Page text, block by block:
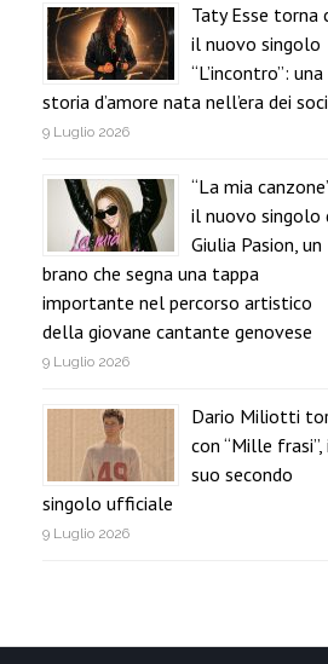
Taty Esse torna
il nuovo singolo
“L’incontro”: una
storia d’amore nata nell’era dei
9 Luglio 2026
“La mia
il nuovo singolo
Giulia Pasion, un
brano che segna una tappa
importante nel percorso artistico
della giovane cantante genovese
9 Luglio 2026
Dario Miliotti
con “Mille frasi”,
suo secondo
singolo ufficiale
9 Luglio 2026